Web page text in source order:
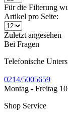
Für die Filterung
Artikel pro Seite:
Zuletzt angesehen
Bei Fragen
Telefonische
0214/5005659
Montag - Freitag
Shop Service